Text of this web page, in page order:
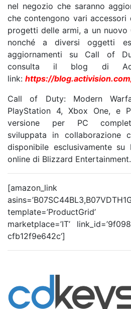
nel negozio che saranno
che contengono vari accessori
progetti delle armi, a un nuovo
nonché a diversi oggetti
aggiornamenti su Call of
consulta il blog di
link: https://
Call of Duty: Modern
PlayStation 4, Xbox One, e
versione per PC
sviluppata in collaborazione
disponibile esclusivamente su
online di Blizzard Entertainment.
[amazon_link
template=’ProductGrid’
marketplace=’IT’
cfb12f9e642c’]